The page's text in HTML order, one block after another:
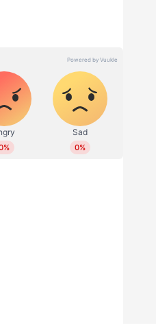
നിലവില്‍ ചീഫ് സബ്
ഫീച്ചറുകള്‍,